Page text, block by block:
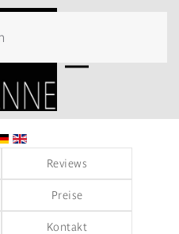
Reviews
Preise
Kontakt